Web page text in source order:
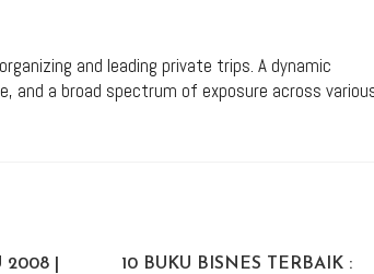
and leading private trips. A dynamic
and a broad spectrum of exposure across
|
10 BUKU BISNES TERBAIK :